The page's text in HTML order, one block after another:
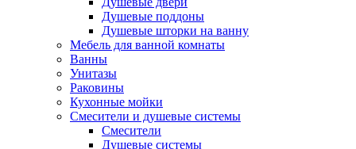
Душевые поддоны
Душевые шторки на ванну
Мебель для ванной комнаты
Ванны
Унитазы
Раковины
Кухонные мойки
Смесители и душевые системы
Смесители
Душевые системы